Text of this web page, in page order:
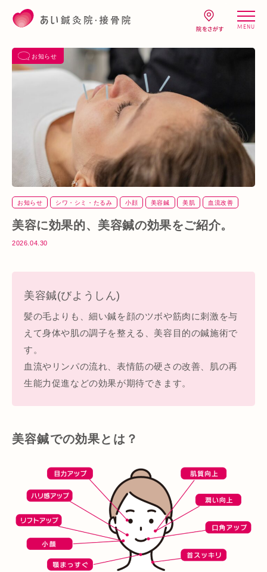
MENU
お知らせ
お知らせ シワ・シミ・たるみ 小顔 美容鍼 美肌 血流改善
美容に効果的、美容鍼の効果をご紹介。
2026.04.30
美容鍼(びようしん)
髪の毛よりも、細い鍼を顔のツボや筋肉に刺激を与
えて身体や肌の調子を整える、美容目的の鍼施術で
す。
血流やリンパの流れ、表情筋の硬さの改善、肌の再
生能力促進などの効果が期待できます。
美容鍼での効果とは？